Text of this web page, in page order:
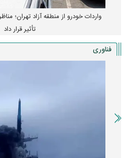
واردات خودرو از منطقه آزاد تهران؛
تأثیر قرار داد
فناوری